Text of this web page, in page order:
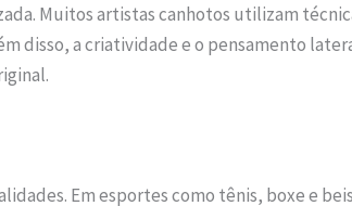
Muitos artistas canhotos utilizam
disso, a criatividade e o pensamento
Em esportes como tênis, boxe e